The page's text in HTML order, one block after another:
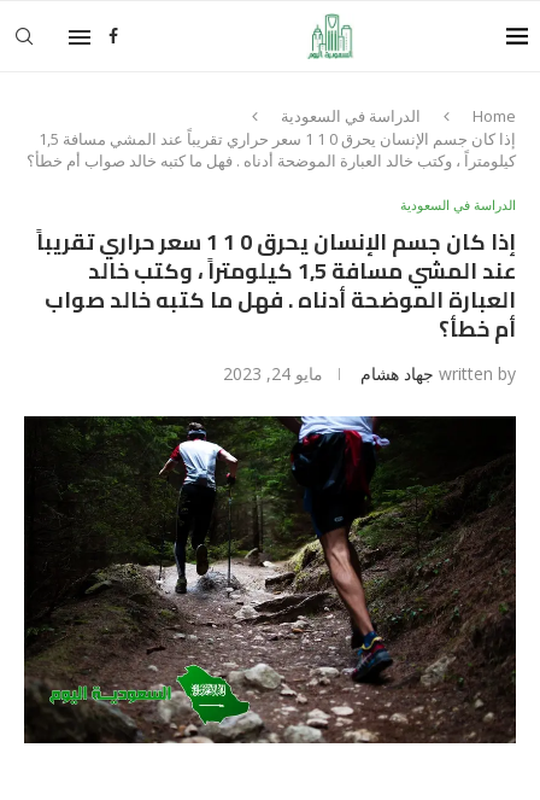
Home
الدراسة في السعودية
إذا كان جسم الإنسان يحرق 0 1 1 سعر حراري تقريباً عند المشي مسافة 1,5
كيلومتراً ، وكتب خالد العبارة الموضحة أدناه . فهل ما كتبه خالد صواب أم خطأ؟
الدراسة في السعودية
إذا كان جسم الإنسان يحرق 0 1 1 سعر حراري تقريباً
عند المشي مسافة 1,5 كيلومتراً ، وكتب خالد
العبارة الموضحة أدناه . فهل ما كتبه خالد صواب
أم خطأ؟
written by جهاد هشام مايو 24, 2023